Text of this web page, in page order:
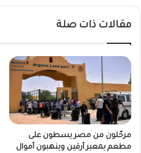
مقالات ذات صلة
مرحّلون من مصر يسطون على
مطعم بمعبر أرقين وينهبون أموال